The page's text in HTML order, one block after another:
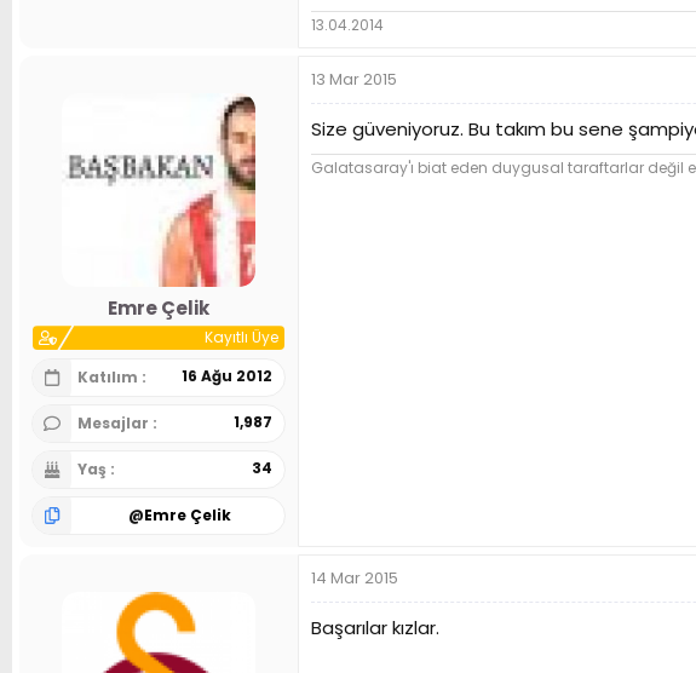
13.04.2014
Emre Çelik
Kayıtlı Üye
Katılım
16 Ağu 2012
Mesajlar 1,987
Yaş 34
@Emre Çelik
13 Mar 2015
Size güveniyoruz. Bu takım bu sene
Galatasaray'ı biat eden duygusal taraftarlar değil
14 Mar 2015
Başarılar kızlar.